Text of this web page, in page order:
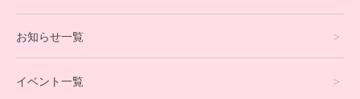
就労支援コース
英会話・海外留学コース
お知らせ一覧
イベント一覧